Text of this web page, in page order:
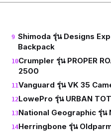
Shimoda รุ่น Designs
Backpack
Crumpler รุ่น PROPER
2500
Vanguard รุ่น VK 35
LowePro รุ่น URBAN
National Geographic รุ่น
Herringbone รุ่น